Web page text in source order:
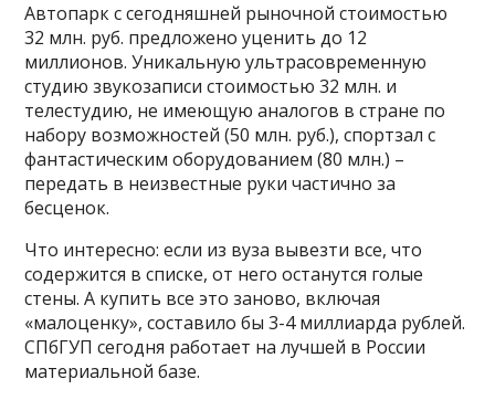
Автопарк с сегодняшней рыночной стоимостью
32 млн. руб. предложено уценить до 12
миллионов. Уникальную ультрасовременную
студию звукозаписи стоимостью 32 млн. и
телестудию, не имеющую аналогов в стране по
набору возможностей (50 млн. руб.), спортзал с
фантастическим оборудованием (80 млн.) –
передать в неизвестные руки частично за
бесценок.
Что интересно: если из вуза вывезти все, что
содержится в списке, от него останутся голые
стены. А купить все это заново, включая
«малоценку», составило бы 3-4 миллиарда рублей.
СПбГУП сегодня работает на лучшей в России
материальной базе.